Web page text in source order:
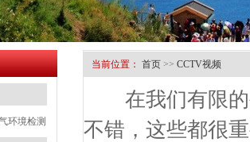
环境检测
当前位置： 首页 >> CCTV视频
在我们有限的
不错，这些都很